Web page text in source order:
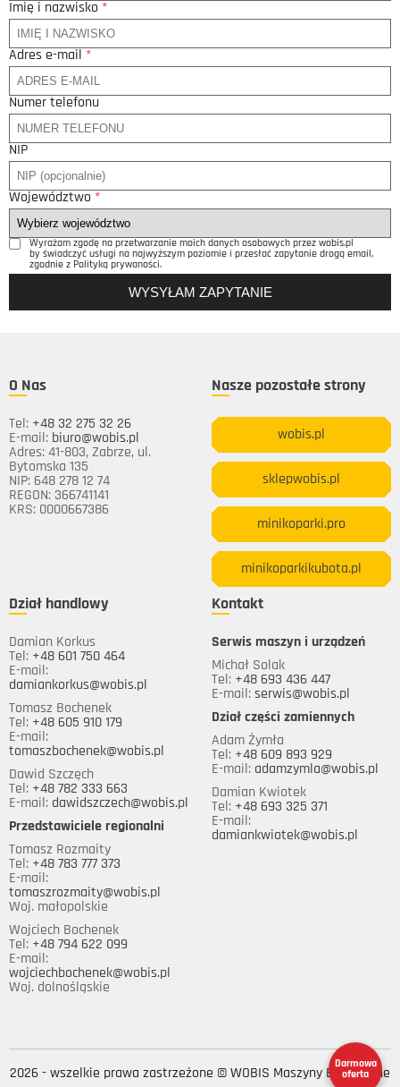
Imię i nazwisko *
Adres e-mail *
Numer telefonu
NIP
Województwo *
Wyrażam zgodę na przetwarzanie moich danych osobowych przez wobis.pl
by świadczyć usługi na najwyższym poziomie i przesłać zapytanie drogą email,
zgodnie z Polityką prywaności.
Darmowa
oferta
O Nas
Tel: +48 32 275 32 26
E-mail: biuro@wobis.pl
Adres: 41-803, Zabrze, ul.
Bytomska 135
NIP: 648 278 12 74
REGON: 366741141
KRS: 0000667386
Nasze pozostałe strony
wobis.pl
sklepwobis.pl
minikoparki.pro
minikoparkikubota.pl
Dział handlowy
Damian Korkus
Tel: +48 601 750 464
E-mail:
damiankorkus@wobis.pl
Tomasz Bochenek
Tel: +48 605 910 179
E-mail:
tomaszbochenek@wobis.pl
Dawid Szczęch
Tel: +48 782 333 663
E-mail: dawidszczech@wobis.pl
Przedstawiciele regionalni
Tomasz Rozmaity
Tel: +48 783 777 373
E-mail:
tomaszrozmaity@wobis.pl
Woj. małopolskie
Wojciech Bochenek
Tel: +48 794 622 099
E-mail:
wojciechbochenek@wobis.pl
Woj. dolnośląskie
Kontakt
Serwis maszyn i urządzeń
Michał Solak
Tel: +48 693 436 447
E-mail: serwis@wobis.pl
Dział części zamiennych
Adam Żymła
Tel: +48 609 893 929
E-mail: adamzymla@wobis.pl
Damian Kwiotek
Tel: +48 693 325 371
E-mail:
damiankwiotek@wobis.pl
2026 - wszelkie prawa zastrzeżone © WOBIS Maszyny Budowlane